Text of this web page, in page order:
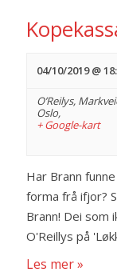
m
e
n
e
r
S
e
m
e
n
t
V
i
e
04/10/2019 @
O’Reilys,
Oslo,
+ Google-kart
Har Brann
forma frå ifjor?
Brann! Dei som
O'Reillys på
Les mer »